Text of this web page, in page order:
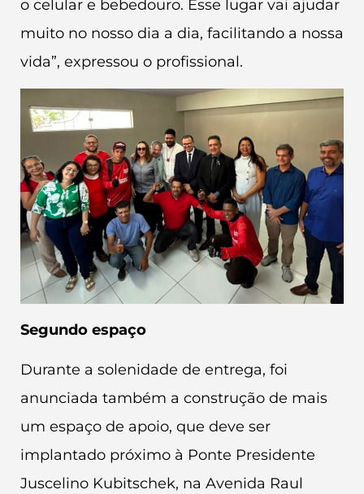
o celular e bebedouro. Esse lugar vai ajudar
muito no nosso dia a dia, facilitando a nossa
vida”, expressou o profissional.
Segundo espaço
Durante a solenidade de entrega, foi
anunciada também a construção de mais
um espaço de apoio, que deve ser
implantado próximo à Ponte Presidente
Juscelino Kubitschek, na Avenida Raul